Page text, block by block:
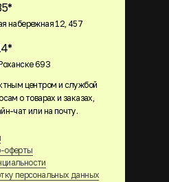
набережная 12, 457
693
оферты
персональных данных
центром и службой
о товарах и заказах,
чат или на почту.